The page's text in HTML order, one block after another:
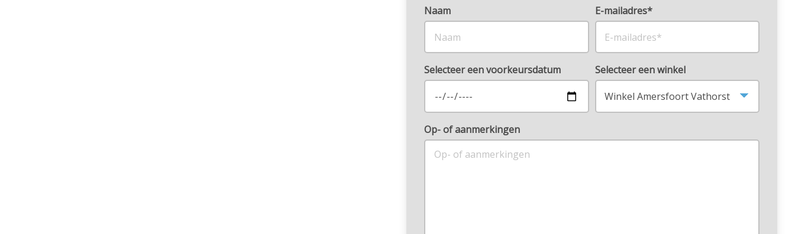
Naam E-mailadres*
Selecteer een voorkeursdatum Selecteer een winkel
Op- of aanmerkingen